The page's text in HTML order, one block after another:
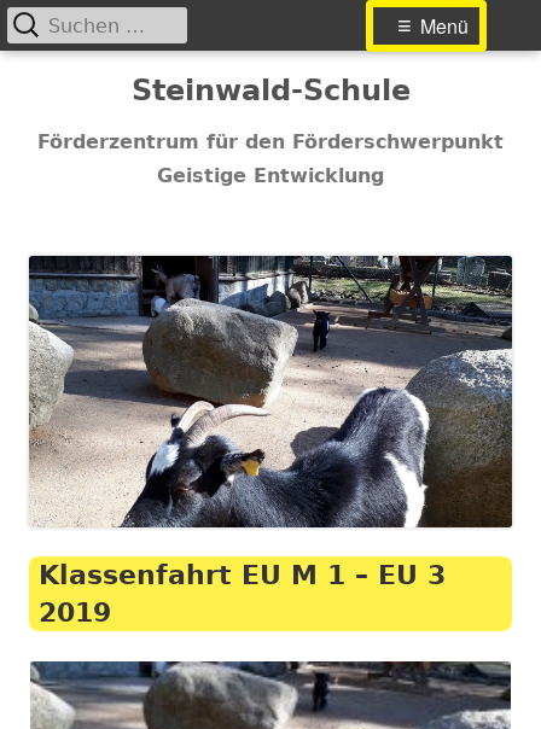
Inhalt
Steinwald-Schule
Förderzentrum für den Förderschwerpunkt
Geistige Entwicklung
Primäres
Menü
Suchen
nach:
Klassenfahrt EU M 1 – EU 3
2019